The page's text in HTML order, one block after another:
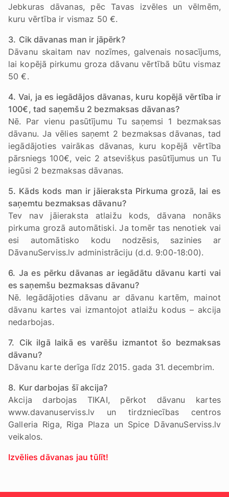
Jebkuras dāvanas, pēc Tavas izvēles un vēlmēm,
kuru vērtība ir vismaz 50 €.
3. Cik dāvanas man ir jāpērk?
Dāvanu skaitam nav nozīmes, galvenais nosacījums,
lai kopējā pirkumu groza dāvanu vērtībā būtu vismaz
50 €.
4. Vai, ja es iegādājos dāvanas, kuru kopējā vērtība ir
100€, tad saņemšu 2 bezmaksas dāvanas?
Nē. Par vienu pasūtījumu Tu saņemsi 1 bezmaksas
dāvanu. Ja vēlies saņemt 2 bezmaksas dāvanas, tad
iegādājoties vairākas dāvanas, kuru kopējā vērtība
pārsniegs 100€, veic 2 atsevišķus pasūtījumus un Tu
iegūsi 2 bezmaksas dāvanas.
5. Kāds kods man ir jāieraksta Pirkuma grozā, lai es
saņemtu bezmaksas dāvanu?
Tev nav jāieraksta atlaižu kods, dāvana nonāks
pirkuma grozā automātiski. Ja tomēr tas nenotiek vai
esi automātisko kodu nodzēsis, sazinies ar
DāvanuServiss.lv administrāciju (d.d. 9:00-18:00).
6. Ja es pērku dāvanas ar iegādātu dāvanu karti vai
es saņemšu bezmaksas dāvanu?
Nē. Iegādājoties dāvanu ar dāvanu kartēm, mainot
dāvanu kartes vai izmantojot atlaižu kodus – akcija
nedarbojas.
7. Cik ilgā laikā es varēšu izmantot šo bezmaksas
dāvanu?
Dāvanu karte derīga līdz 2015. gada 31. decembrim.
8. Kur darbojas šī akcija?
Akcija darbojas TIKAI, pērkot dāvanu kartes
www.davanuserviss.lv un tirdzniecības centros
Galleria Riga, Riga Plaza un Spice DāvanuServiss.lv
veikalos.
Izvēlies dāvanas jau tūlīt!